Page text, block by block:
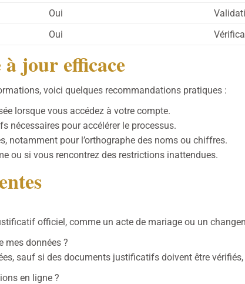
Oui
Oui
jour efficace
voici quelques recommandations pratiques :
lorsque vous accédez à votre compte.
nécessaires pour accélérer le processus.
notamment pour l’orthographe des noms ou chiffres.
ou si vous rencontrez des restrictions inattendues.
officiel, comme un acte de mariage ou un
mes données ?
sauf si des documents justificatifs doivent être vérifiés,
en ligne ?